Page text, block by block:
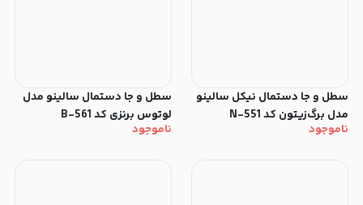
سطل‌ و جا دستمال نیکل سالینو
مدل برگ‌زیتون کد N-551
ناموجود
سطل‌ و جا دستمال سالینو مدل
لوتوس برنزی کد B-561
ناموجود